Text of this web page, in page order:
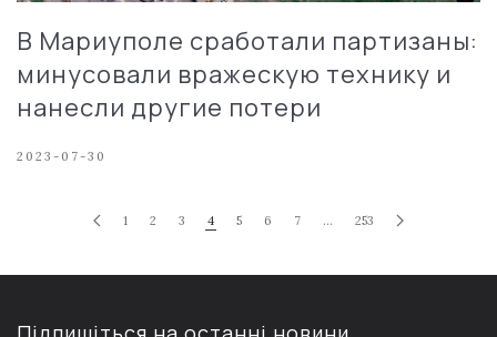
В Мариуполе сработали партизаны:
минусовали вражескую технику и
нанесли другие потери
2023-07-30
1 2 3 4 5 6 7 … 253